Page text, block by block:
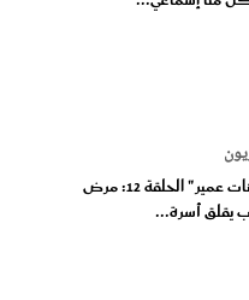
مسلسل "بنات عمير" الحلقة 12: مرض
يقلق أسرة...